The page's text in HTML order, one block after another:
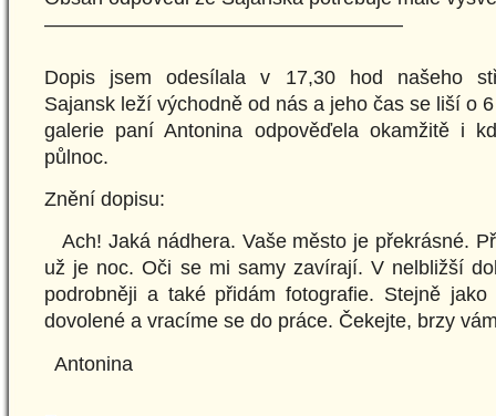
——————————————————
Dopis jsem odesílala v 17,30 hod našeho
Sajansk leží východně od nás a jeho čas se liší o
galerie paní Antonina odpověďela okamžitě i
půlnoc.
Znění dopisu:
Ach! Jaká nádhera. Vaše město je překrásné.
už je noc. Oči se mi samy zavírají. V nelbližší
podrobněji a také přidám fotografie. Stejně
dovolené a vracíme se do práce. Čekejte, brzy
Antonina